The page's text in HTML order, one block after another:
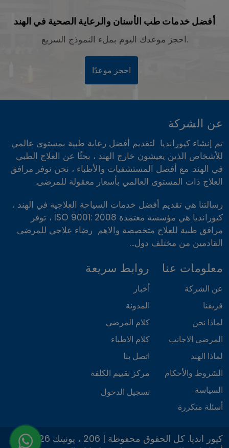
أفضل خدمات طب الأسنان والرعاية الصحية في الهند
احجز موعدك اليوم بملء النموذج السريع.
احجز موعدًا
عن الشركة
تم إنشاء كيورانديا لتقديم أفضل رعاية طبية بمستوى عالمي
للأشخاص الذين يعيشون خارج الهند ، بحثًا عن العلاج الطبي
في الهند. مع أفضل المستشفيات والأطباء ، نحن نوفر مرافق
العلاج ذات المستوى العالمي بأسعار معقولة للمرضى.
رسالتنا هي تقديم أفضل خدمات السياحة العلاجية في الهند ،
كيورانديا هي مؤسسة معتمدة ISO 9001: 2008 ، توفر
مرافق طبية للعلاج متخصصة والاهم رضاء علاجي للمرضى
القادمين من مختلف دول...
معلومات عنا
عن الشركة
فريقنا
لماذا نحن
المرضى الاجانب
لماذا الهند
الشروط والأحكام
السياسة
أسئلة متكررة
روابط سريعة
أخبار
المدونة
كلام المرضى
كلام الاطباء
اتصل بنا
مركز تقييم الكلفة
تسجيل الدخول
© 2026 كيور انديا. كل الحقوق محفوظة | 206 ، يونيتك